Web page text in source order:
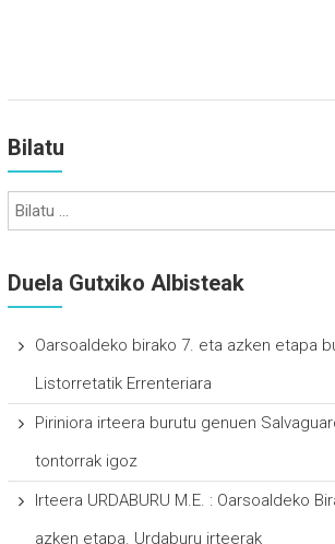
Bilatu
Duela Gutxiko Albisteak
Oarsoaldeko birako 7. eta azken etapa
Listorretatik Errenteriara
Piriniora irteera burutu genuen
tontorrak igoz
Irteera URDABURU M.E. : Oarsoaldeko
azken etapa. Urdaburu irteerak